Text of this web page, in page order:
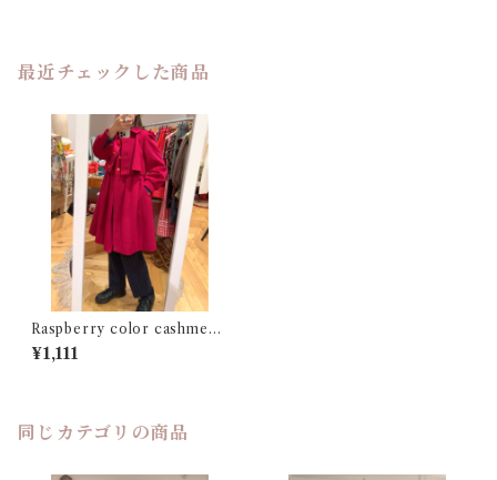
最近チェックした商品
Raspberry color cashmere
coat
¥1,111
同じカテゴリの商品